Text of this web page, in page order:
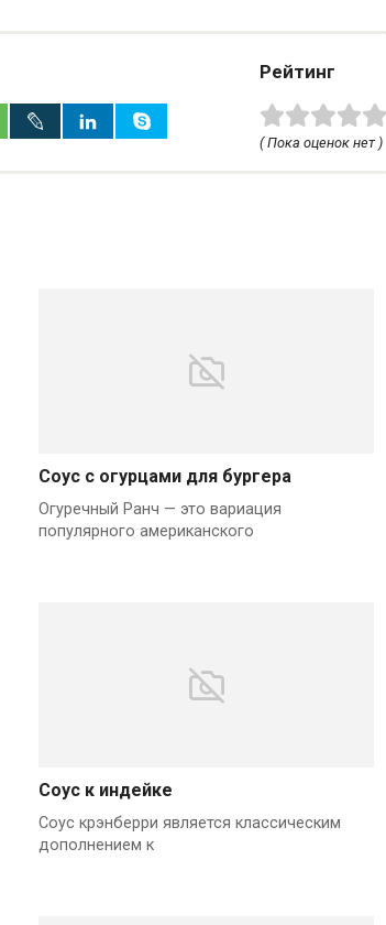
Рейтинг
( Пока оценок нет )
Соус с огурцами для бургера
Огуречный Ранч — это вариация
популярного американского
Соус к индейке
Соус крэнберри является классическим
дополнением к